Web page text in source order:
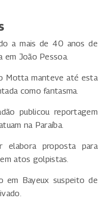
a mais de 40 anos de
em João Pessoa.
Motta manteve até esta
como fantasma.
publicou reportagem
na Paraíba.
elabora proposta para
atos golpistas.
em Bayeux suspeito de